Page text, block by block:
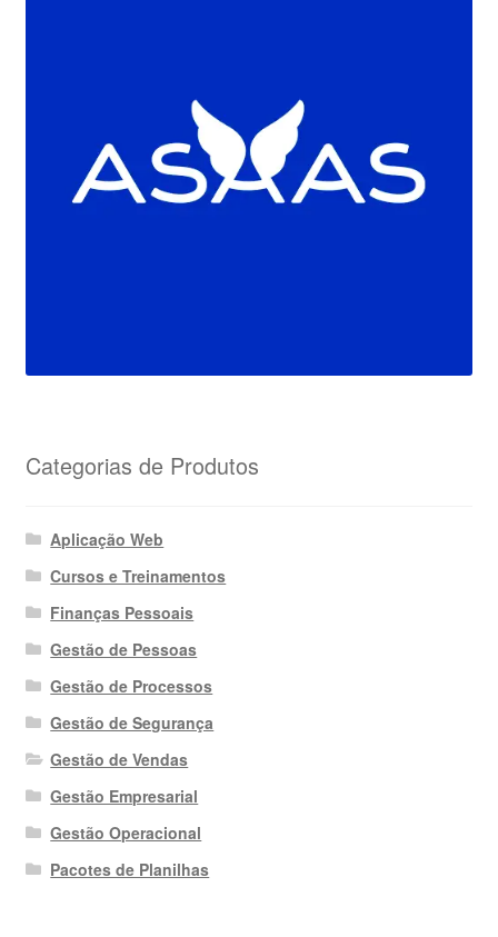
Categorias de Produtos
Aplicação Web
Cursos e Treinamentos
Finanças Pessoais
Gestão de Pessoas
Gestão de Processos
Gestão de Segurança
Gestão de Vendas
Gestão Empresarial
Gestão Operacional
Pacotes de Planilhas